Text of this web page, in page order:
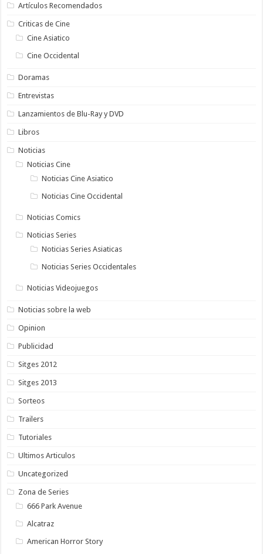
Artículos Recomendados
Criticas de Cine
Cine Asiatico
Cine Occidental
Doramas
Entrevistas
Lanzamientos de Blu-Ray y DVD
Libros
Noticias
Noticias Cine
Noticias Cine Asiatico
Noticias Cine Occidental
Noticias Comics
Noticias Series
Noticias Series Asiaticas
Noticias Series Occidentales
Noticias Videojuegos
Noticias sobre la web
Opinion
Publicidad
Sitges 2012
Sitges 2013
Sorteos
Trailers
Tutoriales
Ultimos Articulos
Uncategorized
Zona de Series
666 Park Avenue
Alcatraz
American Horror Story